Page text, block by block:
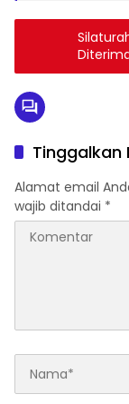
Tinggalkan
Alamat email
wajib ditandai *